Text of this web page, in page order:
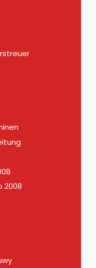
2008